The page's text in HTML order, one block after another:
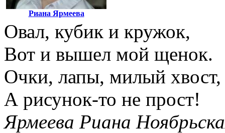
Риана Ярмеева
Овал, кубик и кружок,
Вот и вышел мой щенок.
Очки, лапы, милый хвост,
А рисунок-то не прост!
Ярмеева Риана